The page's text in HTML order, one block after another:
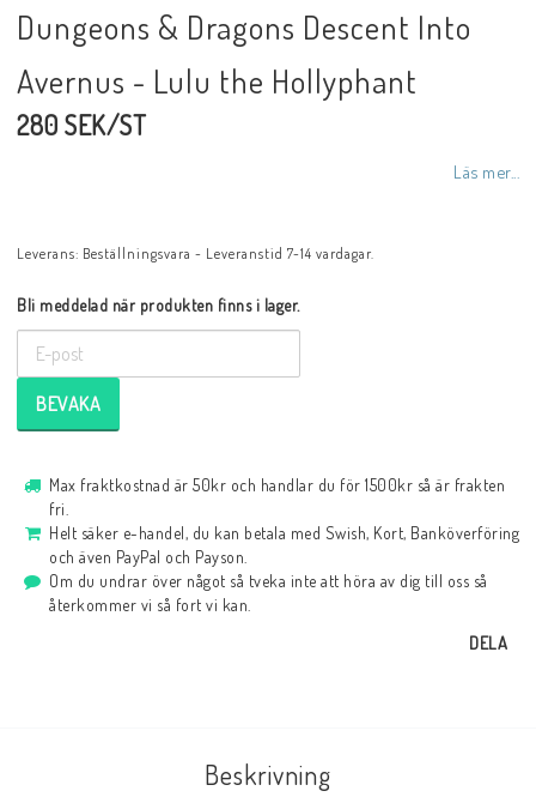
Dungeons & Dragons Descent Into
Avernus - Lulu the Hollyphant
280 SEK/ST
Läs mer...
Leverans: Beställningsvara - Leveranstid 7-14 vardagar.
Bli meddelad när produkten finns i lager.
BEVAKA
Max fraktkostnad är 50kr och handlar du för 1500kr så är frakten
fri.
Helt säker e-handel, du kan betala med Swish, Kort, Banköverföring
och även PayPal och Payson.
Om du undrar över något så tveka inte att höra av dig till oss så
återkommer vi så fort vi kan.
DELA
Beskrivning